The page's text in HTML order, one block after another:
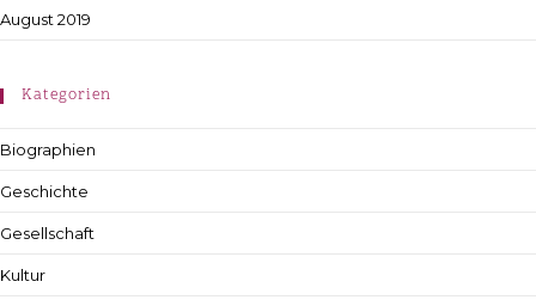
August 2019
Kategorien
Biographien
Geschichte
Gesellschaft
Kultur